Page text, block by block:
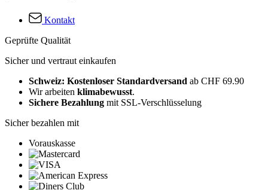
Kontakt
Geprüfte Qualität
Sicher und vertraut einkaufen
Schweiz: Kostenloser Standardversand ab CHF 69.90
Wir arbeiten klimabewusst.
Sichere Bezahlung mit SSL-Verschlüsselung
Sicher bezahlen mit
Vorauskasse